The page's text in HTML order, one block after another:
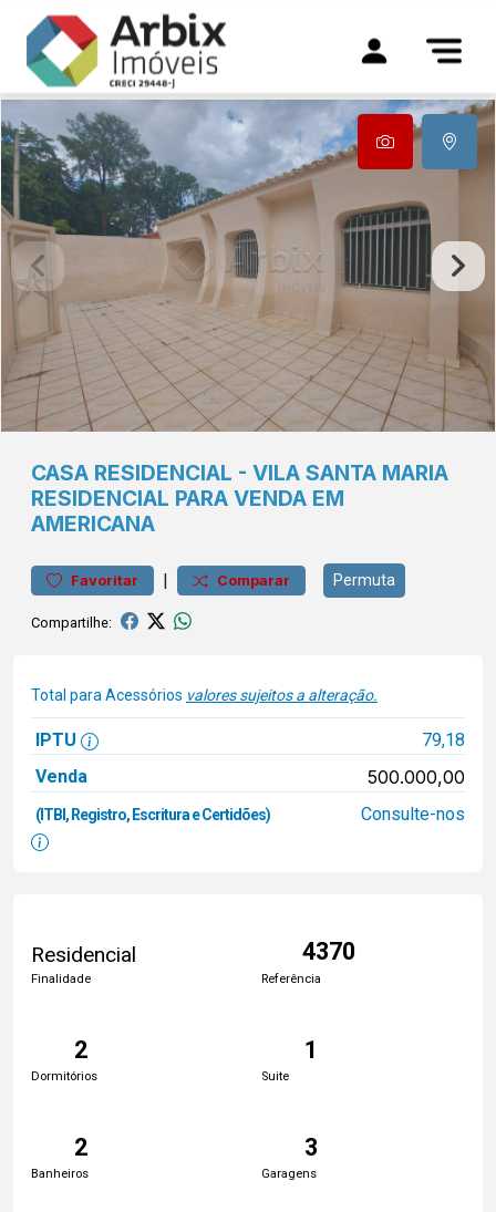
CASA RESIDENCIAL - VILA SANTA MARIA
RESIDENCIAL PARA VENDA EM
AMERICANA
Favoritar | Comparar Permuta
Compartilhe:
Total para Acessórios valores sujeitos a alteração.
IPTU
79,18
Venda
500.000,00
(ITBI, Registro, Escritura e Certidões) Consulte-nos
Residencial
Finalidade
4370
Referência
2
Dormitórios
1
Suite
2
Banheiros
3
Garagens